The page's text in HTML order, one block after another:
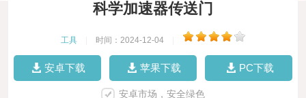
科学加速器传送门
工具 时间：2024-12-04
安卓下载 苹果下载 PC下载
安卓市场，安全绿色